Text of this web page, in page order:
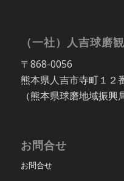
（一社）人吉球磨
〒868-0056
熊本県人吉市寺町１２
（熊本県球磨地域振興
お問合せ
お問合せ